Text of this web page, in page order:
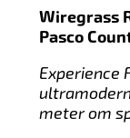
Wiregrass
Pasco
Experience
meter om